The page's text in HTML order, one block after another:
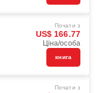
Почати з
US$ 166.77
Ціна/особа
книга
Почати з